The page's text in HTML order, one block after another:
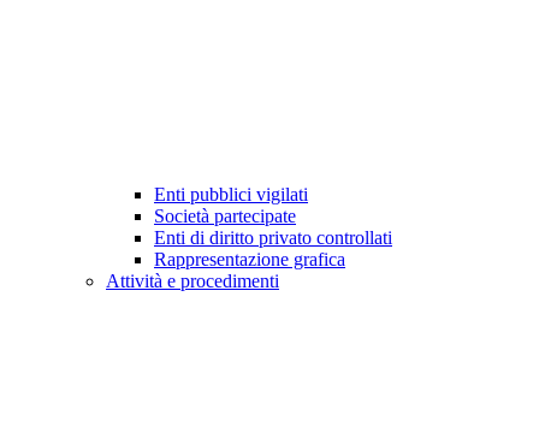
Enti pubblici vigilati
Società partecipate
Enti di diritto privato controllati
Rappresentazione grafica
Attività e procedimenti